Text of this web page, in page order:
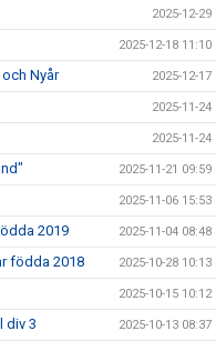
2025-12-29
2025-12-18 11:10
Nyår 2025-12-17
2025-11-24
2025-11-24
2025-11-21 09:59
2025-11-06 15:53
2019 2025-11-04 08:48
födda 2018 2025-10-28 10:13
2025-10-15 10:12
div 3 2025-10-13 08:37